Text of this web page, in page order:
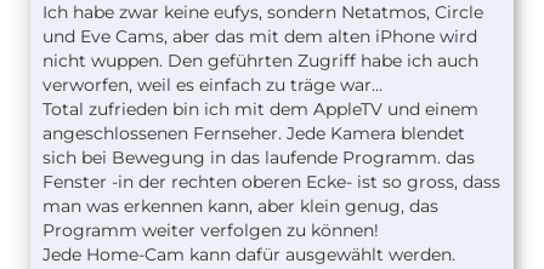
Ich habe zwar keine eufys, sondern Netatmos, Circle
und Eve Cams, aber das mit dem alten iPhone wird
nicht wuppen. Den geführten Zugriff habe ich auch
verworfen, weil es einfach zu träge war...
Total zufrieden bin ich mit dem AppleTV und einem
angeschlossenen Fernseher. Jede Kamera blendet
sich bei Bewegung in das laufende Programm. das
Fenster -in der rechten oberen Ecke- ist so gross, dass
man was erkennen kann, aber klein genug, das
Programm weiter verfolgen zu können!
Jede Home-Cam kann dafür ausgewählt werden.